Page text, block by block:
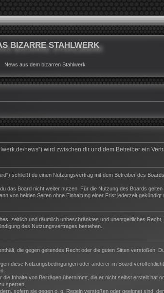
BIZARRE STAHLWERK
News aus dem bizarren Stahlwerk
news“) wird zwischen dir und dem Betreiber ein
schließt du einen Nutzungsvertrag mit dem Betreiber des
das Board nicht weiter nutzen. Für die Nutzung des Boards
von beiden Seiten ohne Einhaltung einer Frist jederzeit gekündigt
zeitlich und räumlich unbeschränktes und unentgeltliches
des Nutzungsvertrages bestehen.
die gegen geltendes Recht oder die guten Sitten verstoßen.
diese Nutzungsbedingungen oder anderer im Board
Inhalte von Beiträgen übernimmt, die er nicht selbst erstellt hat
sperren.
sofern sie gegen o. g. Regeln verstoßen oder geeignet sind,